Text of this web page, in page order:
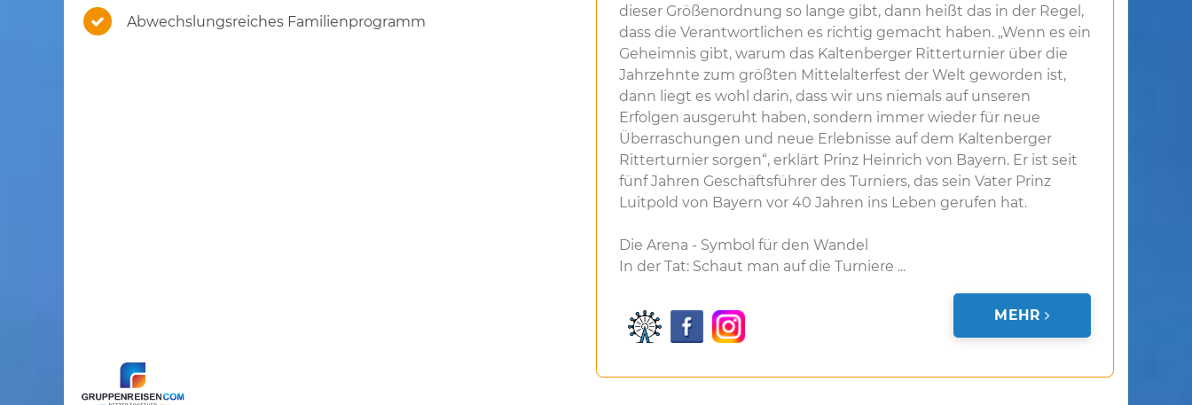
Abwechslungsreiches Familienprogramm
dieser Größenordnung so lange gibt, dann heißt das in der Regel,
dass die Verantwortlichen es richtig gemacht haben. „Wenn es ein
Geheimnis gibt, warum das Kaltenberger Ritterturnier über die
Jahrzehnte zum größten Mittelalterfest der Welt geworden ist,
dann liegt es wohl darin, dass wir uns niemals auf unseren
Erfolgen ausgeruht haben, sondern immer wieder für neue
Überraschungen und neue Erlebnisse auf dem Kaltenberger
Ritterturnier sorgen“, erklärt Prinz Heinrich von Bayern. Er ist seit
fünf Jahren Geschäftsführer des Turniers, das sein Vater Prinz
Luitpold von Bayern vor 40 Jahren ins Leben gerufen hat.
Die Arena - Symbol für den Wandel
In der Tat: Schaut man auf die Turniere ...
MEHR